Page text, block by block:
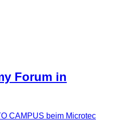
Forum in
CAMPUS beim Microtec